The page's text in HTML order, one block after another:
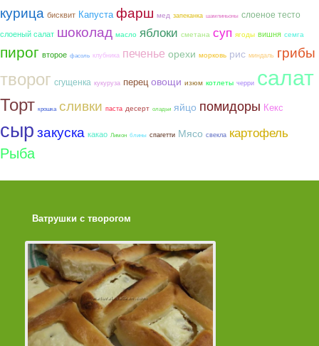
курица бисквит Капуста фарш мед запеканка шампиньоны слоеное тесто
слоеный салат шоколад масло яблоки сметана суп ягоды вишня семга
пирог второе фасоль клубника печенье орехи морковь рис миндаль грибы
творог сгущенка кукуруза перец овощи изюм котлеты черри салат
Торт крошка сливки паста десерт оладьи яйцо помидоры Кекс
сырзакуска какао Лимон блины спагетти Мясо свекла картофель
Рыба
Ватрушки с творогом